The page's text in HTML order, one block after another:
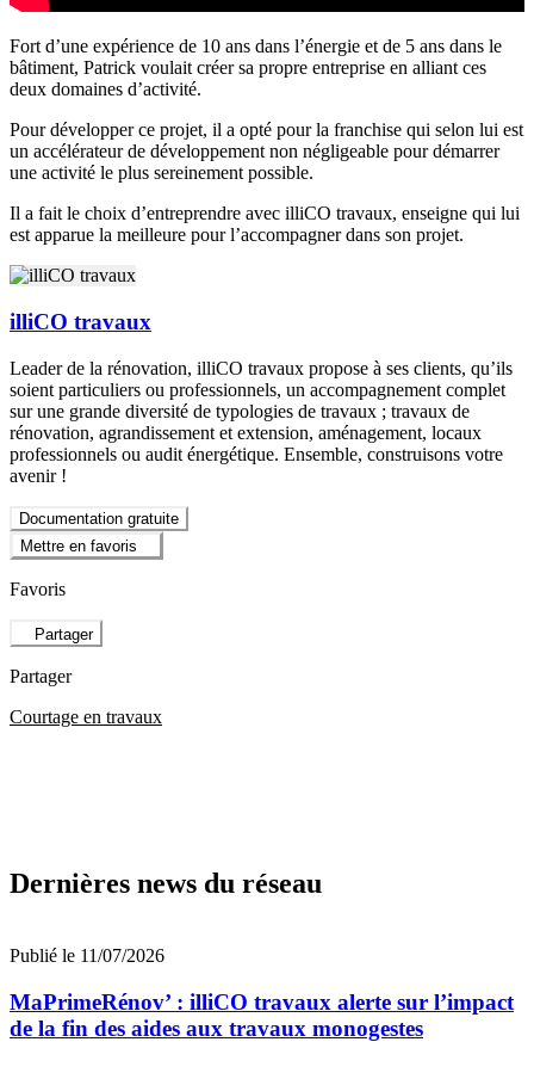
Fort d’une expérience de 10 ans dans l’énergie et de 5 ans dans le
bâtiment, Patrick voulait créer sa propre entreprise en alliant ces
deux domaines d’activité.
Pour développer ce projet, il a opté pour la franchise qui selon lui est
un accélérateur de développement non négligeable pour démarrer
une activité le plus sereinement possible.
Il a fait le choix d’entreprendre avec illiCO travaux, enseigne qui lui
est apparue la meilleure pour l’accompagner dans son projet.
illiCO travaux
Leader de la rénovation, illiCO travaux propose à ses clients, qu’ils
soient particuliers ou professionnels, un accompagnement complet
sur une grande diversité de typologies de travaux ; travaux de
rénovation, agrandissement et extension, aménagement, locaux
professionnels ou audit énergétique. Ensemble, construisons votre
avenir !
Documentation gratuite
Mettre en favoris
Favoris
Partager
Partager
Courtage en travaux
Dernières news du réseau
Publié le 11/07/2026
MaPrimeRénov’ : illiCO travaux alerte sur l’impact
de la fin des aides aux travaux monogestes